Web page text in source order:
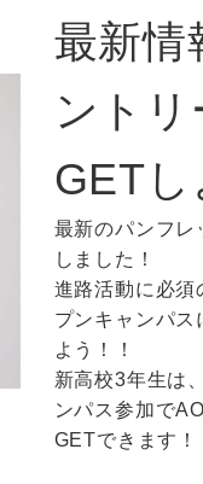
最新情
ントリ
GETし
最新のパンフレ
しました！
進路活動に必須
プンキャンパス
よう！！
新高校3年生は
ンパス参加で
GETできます！